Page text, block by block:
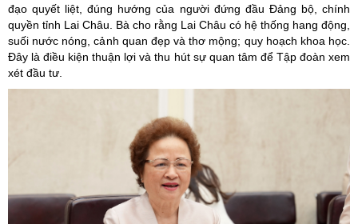
đạo quyết liệt, đúng hướng của người đứng đầu Đảng bộ, chính
quyền tỉnh Lai Châu. Bà cho rằng Lai Châu có hệ thống hang động,
suối nước nóng, cảnh quan đẹp và thơ mộng; quy hoạch khoa học.
Đây là điều kiện thuận lợi và thu hút sự quan tâm để Tập đoàn xem
xét đầu tư.